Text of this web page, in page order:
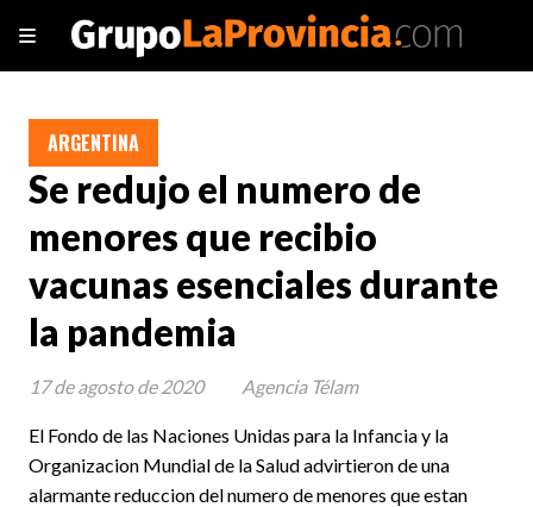
Se redujo el numero de
menores que recibio
vacunas esenciales durante
la pandemia
El Fondo de las Naciones Unidas para la Infancia y la
Organizacion Mundial de la Salud advirtieron de una
alarmante reduccion del numero de menores que estan
ARGENTINA
17 de agosto de 2020 Agencia Télam